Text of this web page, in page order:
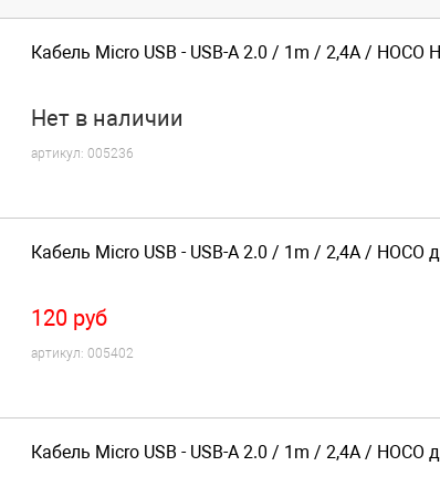
Кабель Micro USB - USB-A 2.0 / 1m / 2,4A / HOCO
Нет в наличии
артикул: 005236
Кабель Micro USB - USB-A 2.0 / 1m / 2,4A / HOCO
120 руб
артикул: 005402
Кабель Micro USB - USB-A 2.0 / 1m / 2,4A / HOCO